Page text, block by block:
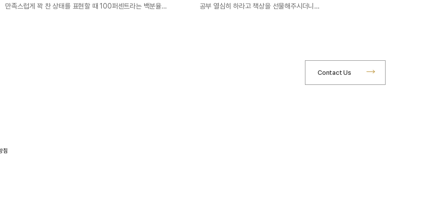
만족스럽게 꽉 찬 상태를 표현할 때 100퍼센트라는 백분율…
공부 열심히 하라고 책상을 선물해주시더니…
침
Contact Us